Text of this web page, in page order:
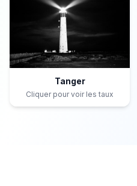
Tanger
Cliquer pour voir les taux